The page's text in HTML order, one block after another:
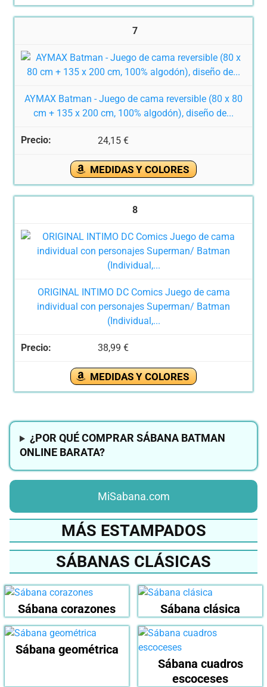
7
AYMAX Batman - Juego de cama reversible (80 x 80
cm + 135 x 200 cm, 100% algodón), diseño de...
24,15 €
MEDIDAS Y COLORES
8
ORIGINAL INTIMO DC Comics Juego de cama
individual con personajes Superman/ Batman
(Individual,...
38,99 €
MEDIDAS Y COLORES
¿POR QUÉ COMPRAR SÁBANA BATMAN
ONLINE BARATA?
MiSabana.com
MÁS ESTAMPADOS
SÁBANAS CLÁSICAS
Sábana corazones Sábana clásica
Sábana geométrica
Sábana cuadros
escoceses